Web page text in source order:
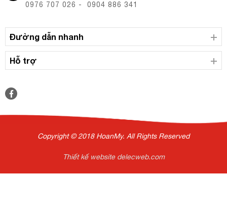
0976 707 026 - 0904 886 341
Đường dẫn nhanh
Hỗ trợ
Copyright © 2018 HoanMy. All Rights Reserved
Thiết kế website delecweb.com